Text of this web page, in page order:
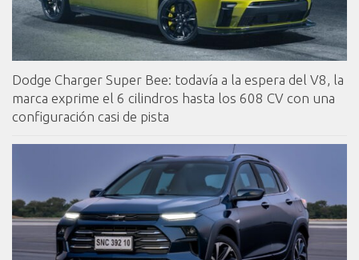
Dodge Charger Super Bee: todavía a la espera del V8, la
marca exprime el 6 cilindros hasta los 608 CV con una
configuración casi de pista